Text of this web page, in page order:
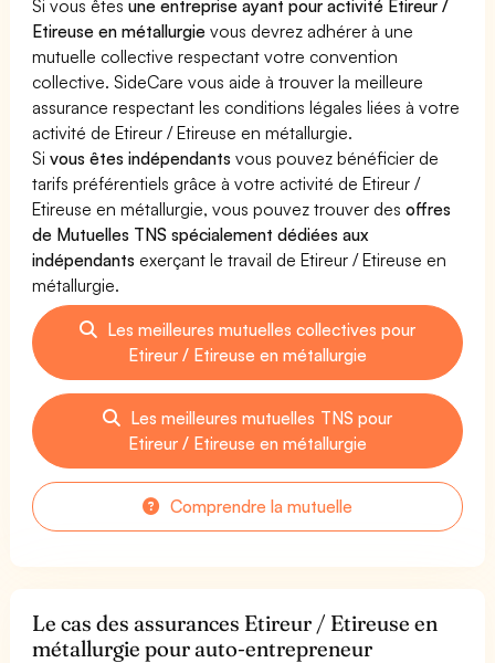
Si vous êtesune entreprise ayant pour activité Etireur /
Etireuse en métallurgie vous devrez adhérer à une
mutuelle collective respectant votre convention
collective. SideCare vous aide à trouver la meilleure
assurance respectant les conditions légales liées à votre
activité de Etireur / Etireuse en métallurgie.
Sivous êtes indépendants vous pouvez bénéficier de
tarifs préférentiels grâce à votre activité de Etireur /
Etireuse en métallurgie, vous pouvez trouver desoffres
de Mutuelles TNS spécialement dédiées aux
indépendants exerçant le travail de Etireur / Etireuse en
métallurgie.
Les meilleures mutuelles collectives pour
Etireur / Etireuse en métallurgie
Les meilleures mutuelles TNS pour
Etireur / Etireuse en métallurgie
Comprendre la mutuelle
Le cas des assurances Etireur / Etireuse en
métallurgie pour auto-entrepreneur